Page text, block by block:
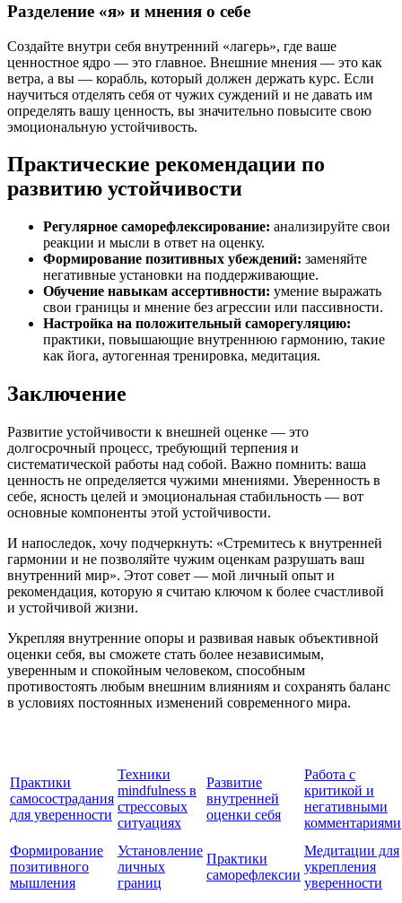
Разделение «я» и мнения о себе
Создайте внутри себя внутренний «лагерь», где ваше
ценностное ядро — это главное. Внешние мнения — это как
ветра, а вы — корабль, который должен держать курс. Если
научиться отделять себя от чужих суждений и не давать им
определять вашу ценность, вы значительно повысите свою
эмоциональную устойчивость.
Практические рекомендации по
развитию устойчивости
Регулярное саморефлексирование: анализируйте свои
реакции и мысли в ответ на оценку.
Формирование позитивных убеждений: заменяйте
негативные установки на поддерживающие.
Обучение навыкам ассертивности: умение выражать
свои границы и мнение без агрессии или пассивности.
Настройка на положительный саморегуляцию:
практики, повышающие внутреннюю гармонию, такие
как йога, аутогенная тренировка, медитация.
Заключение
Развитие устойчивости к внешней оценке — это
долгосрочный процесс, требующий терпения и
систематической работы над собой. Важно помнить: ваша
ценность не определяется чужими мнениями. Уверенность в
себе, ясность целей и эмоциональная стабильность — вот
основные компоненты этой устойчивости.
И напоследок, хочу подчеркнуть: «Стремитесь к внутренней
гармонии и не позволяйте чужим оценкам разрушать ваш
внутренний мир». Этот совет — мой личный опыт и
рекомендация, которую я считаю ключом к более счастливой
и устойчивой жизни.
Укрепляя внутренние опоры и развивая навык объективной
оценки себя, вы сможете стать более независимым,
уверенным и спокойным человеком, способным
противостоять любым внешним влияниям и сохранять баланс
в условиях постоянных изменений современного мира.
Практики
самосострадания
для уверенности
Техники
mindfulness в
стрессовых
ситуациях
Развитие
внутренней
оценки себя
Работа с
критикой и
негативными
комментариями
Формирование
позитивного
мышления
Установление
личных
границ
Практики
саморефлексии
Медитации для
укрепления
уверенности